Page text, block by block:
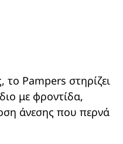
το Pampers στηρίζει
με φροντίδα,
άνεσης που περνά